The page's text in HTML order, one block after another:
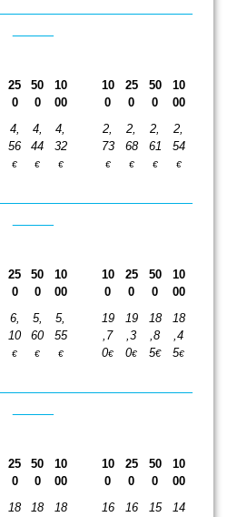
25
0
50
0
10
00
10
0
25
0
50
0
10
00
4,
56
€
4,
44
€
4,
32
€
2,
73
€
2,
68
€
2,
61
€
2,
54
€
25
0
50
0
10
00
10
0
25
0
50
0
10
00
6,
10
€
5,
60
€
5,
55
€
19
,7
0€
19
,3
0€
18
,8
5€
18
,4
5€
25
0
50
0
10
00
10
0
25
0
50
0
10
00
18
18
18
16
16
15
14